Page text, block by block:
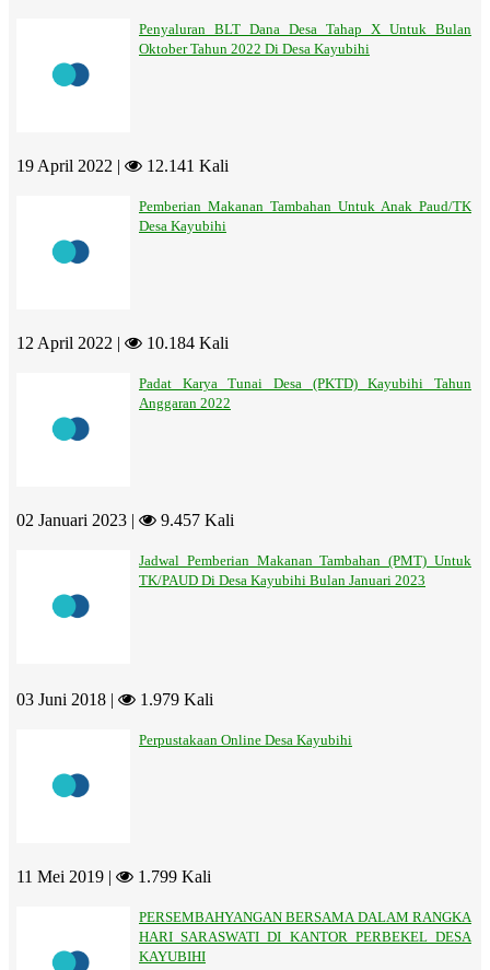
Penyaluran BLT Dana Desa Tahap X Untuk Bulan
Oktober Tahun 2022 Di Desa Kayubihi
19 April 2022 | 12.141 Kali
Pemberian Makanan Tambahan Untuk Anak Paud/TK
Desa Kayubihi
12 April 2022 | 10.184 Kali
Padat Karya Tunai Desa (PKTD) Kayubihi Tahun
Anggaran 2022
02 Januari 2023 | 9.457 Kali
Jadwal Pemberian Makanan Tambahan (PMT) Untuk
TK/PAUD Di Desa Kayubihi Bulan Januari 2023
03 Juni 2018 | 1.979 Kali
Perpustakaan Online Desa Kayubihi
11 Mei 2019 | 1.799 Kali
PERSEMBAHYANGAN BERSAMA DALAM RANGKA
HARI SARASWATI DI KANTOR PERBEKEL DESA
KAYUBIHI